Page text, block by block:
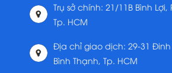
Trụ sở chính: 21/11B Bình Lợi,
Tp. HCM
Địa chỉ giao dịch: 29-31 Đinh
Bình Thạnh, Tp. HCM